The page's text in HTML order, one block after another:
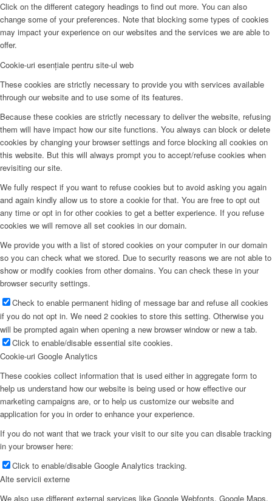
Click on the different category headings to find out more. You can also
change some of your preferences. Note that blocking some types of cookies
may impact your experience on our websites and the services we are able to
offer.
Cookie-uri esențiale pentru site-ul web
These cookies are strictly necessary to provide you with services available
through our website and to use some of its features.
Because these cookies are strictly necessary to deliver the website, refusing
them will have impact how our site functions. You always can block or delete
cookies by changing your browser settings and force blocking all cookies on
this website. But this will always prompt you to accept/refuse cookies when
revisiting our site.
We fully respect if you want to refuse cookies but to avoid asking you again
and again kindly allow us to store a cookie for that. You are free to opt out
any time or opt in for other cookies to get a better experience. If you refuse
cookies we will remove all set cookies in our domain.
We provide you with a list of stored cookies on your computer in our domain
so you can check what we stored. Due to security reasons we are not able to
show or modify cookies from other domains. You can check these in your
browser security settings.
Check to enable permanent hiding of message bar and refuse all cookies
if you do not opt in. We need 2 cookies to store this setting. Otherwise you
will be prompted again when opening a new browser window or new a tab.
Click to enable/disable essential site cookies.
Cookie-uri Google Analytics
These cookies collect information that is used either in aggregate form to
help us understand how our website is being used or how effective our
marketing campaigns are, or to help us customize our website and
application for you in order to enhance your experience.
If you do not want that we track your visit to our site you can disable tracking
in your browser here:
Click to enable/disable Google Analytics tracking.
Alte servicii externe
We also use different external services like Google Webfonts, Google Maps,